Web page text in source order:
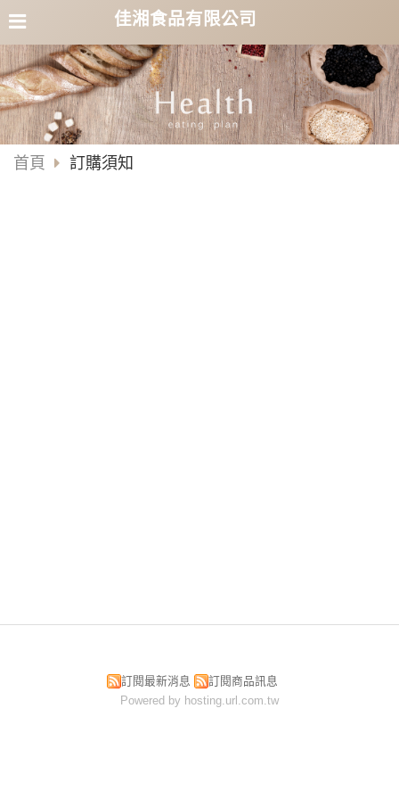
佳湘食品有限公司
首頁 訂購須知
訂閱最新消息
訂閱商品訊息
Powered by hosting.url.com.tw